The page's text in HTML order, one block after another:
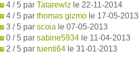
4 / 5 par Tatarewlz le 22-11-2014
4 / 5 par thomas gizmo le 17-05-2013
3 / 5 par scoia le 07-05-2013
0 / 5 par sabine5934 le 11-04-2013
2 / 5 par tuenti64 le 31-01-2013